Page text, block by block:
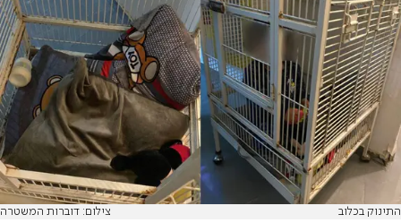
התינוק בכלוב צילום: דוברות המשטרה